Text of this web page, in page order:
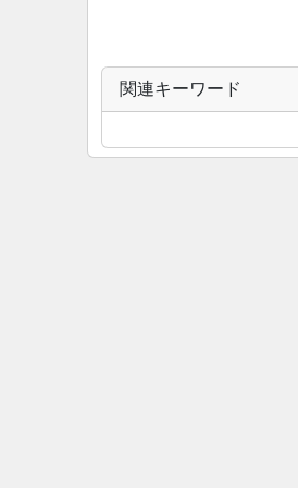
関連キーワード